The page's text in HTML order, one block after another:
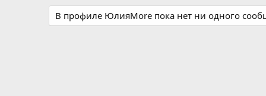
В профиле ЮлияMore пока нет ни одного